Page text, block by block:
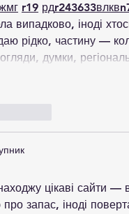
мг r19 рдr243633влкв
випадково, іноді
рідко, частину —
думки,
цікаві сайти —
про запас, іноді